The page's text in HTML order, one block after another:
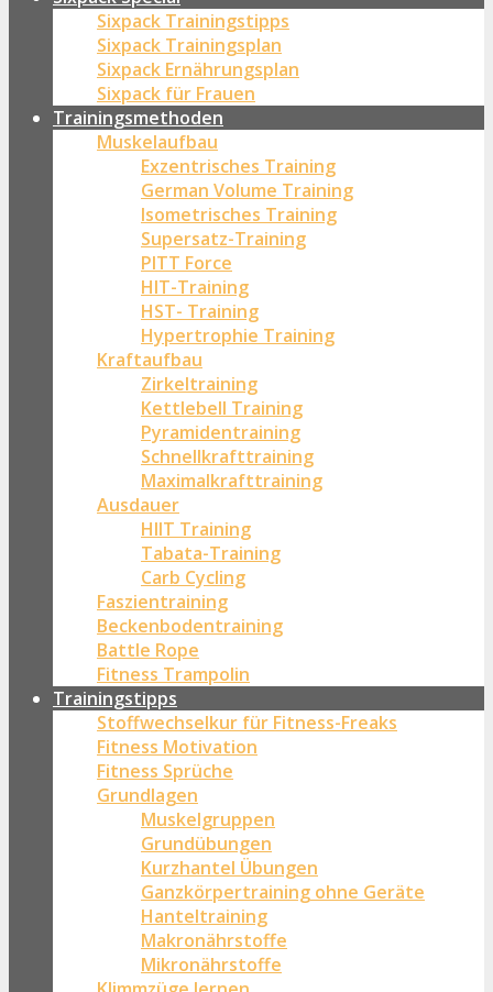
Sixpack Trainingstipps
Sixpack Trainingsplan
Sixpack Ernährungsplan
Sixpack für Frauen
Trainingsmethoden
Muskelaufbau
Exzentrisches Training
German Volume Training
Isometrisches Training
Supersatz-Training
PITT Force
HIT-Training
HST- Training
Hypertrophie Training
Kraftaufbau
Zirkeltraining
Kettlebell Training
Pyramidentraining
Schnellkrafttraining
Maximalkrafttraining
Ausdauer
HIIT Training
Tabata-Training
Carb Cycling
Faszientraining
Beckenbodentraining
Battle Rope
Fitness Trampolin
Trainingstipps
Stoffwechselkur für Fitness-Freaks
Fitness Motivation
Fitness Sprüche
Grundlagen
Muskelgruppen
Grundübungen
Kurzhantel Übungen
Ganzkörpertraining ohne Geräte
Hanteltraining
Makronährstoffe
Mikronährstoffe